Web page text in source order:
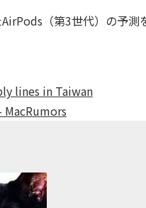
（第3世代）の予測
lines in Taiwan